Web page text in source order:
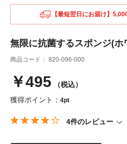
【最短翌日にお届け】
無限に抗菌するスポンジ(ホ
商品コード： 820-096-000
￥495 （税込）
獲得ポイント： 4pt
4件のレビュー